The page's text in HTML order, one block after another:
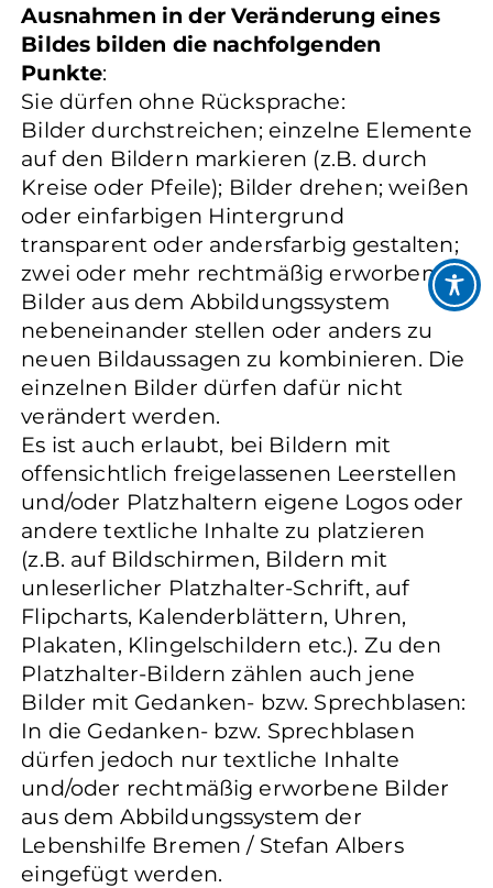
Ausnahmen in der Veränderung eines
Bildes bilden die nachfolgenden
Punkte:
Sie dürfen ohne Rücksprache:
Bilder durchstreichen; einzelne Elemente
auf den Bildern markieren (z.B. durch
Kreise oder Pfeile); Bilder drehen; weißen
oder einfarbigen Hintergrund
transparent oder andersfarbig gestalten;
zwei oder mehr rechtmäßig erworbene
Bilder aus dem Abbildungssystem
nebeneinander stellen oder anders zu
neuen Bildaussagen zu kombinieren. Die
einzelnen Bilder dürfen dafür nicht
verändert werden.
Es ist auch erlaubt, bei Bildern mit
offensichtlich freigelassenen Leerstellen
und/oder Platzhaltern eigene Logos oder
andere textliche Inhalte zu platzieren
(z.B. auf Bildschirmen, Bildern mit
unleserlicher Platzhalter-Schrift, auf
Flipcharts, Kalenderblättern, Uhren,
Plakaten, Klingelschildern etc.). Zu den
Platzhalter-Bildern zählen auch jene
Bilder mit Gedanken- bzw. Sprechblasen:
In die Gedanken- bzw. Sprechblasen
dürfen jedoch nur textliche Inhalte
und/oder rechtmäßig erworbene Bilder
aus dem Abbildungssystem der
Lebenshilfe Bremen / Stefan Albers
eingefügt werden.